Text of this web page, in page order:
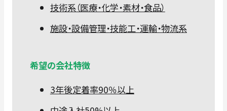
技術系（医療・化学・素材・食品）
施設・設備管理・技能工・運輸・物流系
希望の会社特徴
3年後定着率90％以上